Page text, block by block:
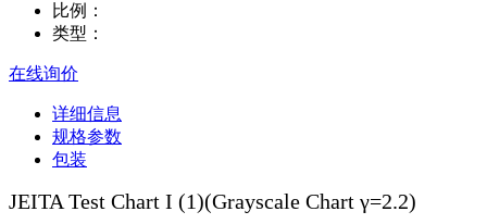
比例：
类型：
在线询价
详细信息
规格参数
包装
JEITA Test Chart I (1)(Grayscale Chart γ=2.2)